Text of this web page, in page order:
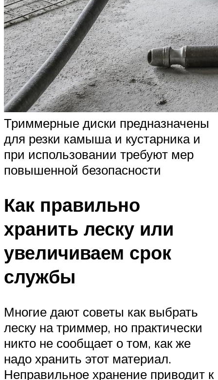
Триммерные диски предназначены
для резки камыша и кустарника и
при использовании требуют мер
повышенной безопасности
Как правильно
хранить леску или
увеличиваем срок
службы
Многие дают советы как выбрать
леску на триммер, но практически
никто не сообщает о том, как же
надо хранить этот материал.
Неправильное хранение приводит к